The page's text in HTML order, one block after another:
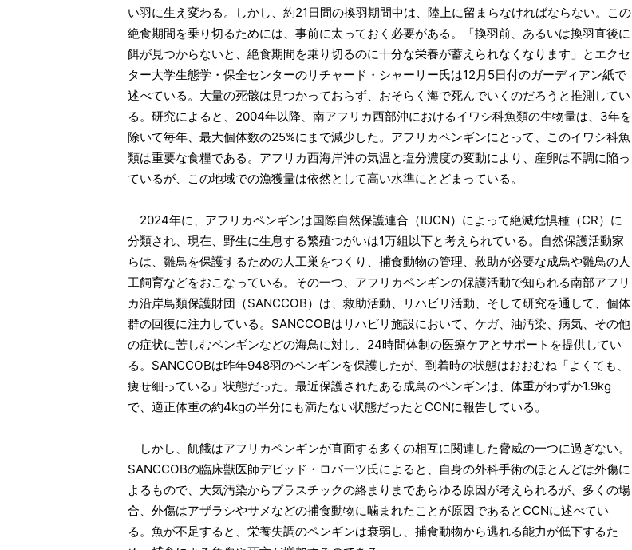
い羽に生え変わる。しかし、約21日間の換羽期間中は、陸上に留まらなければならない。この
絶食期間を乗り切るためには、事前に太っておく必要がある。「換羽前、あるいは換羽直後に
餌が見つからないと、絶食期間を乗り切るのに十分な栄養が蓄えられなくなります」とエクセ
ター大学生態学・保全センターのリチャード・シャーリー氏は12月5日付のガーディアン紙で
述べている。大量の死骸は見つかっておらず、おそらく海で死んでいくのだろうと推測してい
る。研究によると、2004年以降、南アフリカ西部沖におけるイワシ科魚類の生物量は、3年を
除いて毎年、最大個体数の25%にまで減少した。アフリカペンギンにとって、このイワシ科魚
類は重要な食糧である。アフリカ西海岸沖の気温と塩分濃度の変動により、産卵は不調に陥っ
ているが、この地域での漁獲量は依然として高い水準にとどまっている。
2024年に、アフリカペンギンは国際自然保護連合（IUCN）によって絶滅危惧種（CR）に
分類され、現在、野生に生息する繁殖つがいは1万組以下と考えられている。自然保護活動家
らは、雛鳥を保護するための人工巣をつくり、捕食動物の管理、救助が必要な成鳥や雛鳥の人
工飼育などをおこなっている。その一つ、アフリカペンギンの保護活動で知られる南部アフリ
カ沿岸鳥類保護財団（SANCCOB）は、救助活動、リハビリ活動、そして研究を通して、個体
群の回復に注力している。SANCCOBはリハビリ施設において、ケガ、油汚染、病気、その他
の症状に苦しむペンギンなどの海鳥に対し、24時間体制の医療ケアとサポートを提供してい
る。SANCCOBは昨年948羽のペンギンを保護したが、到着時の状態はおおむね「よくても、
痩せ細っている」状態だった。最近保護されたある成鳥のペンギンは、体重がわずか1.9kg
で、適正体重の約4kgの半分にも満たない状態だったとCCNに報告している。
しかし、飢餓はアフリカペンギンが直面する多くの相互に関連した脅威の一つに過ぎない。
SANCCOBの臨床獣医師デビッド・ロバーツ氏によると、自身の外科手術のほとんどは外傷に
よるもので、大気汚染からプラスチックの絡まりまであらゆる原因が考えられるが、多くの場
合、外傷はアザラシやサメなどの捕食動物に噛まれたことが原因であるとCCNに述べてい
る。魚が不足すると、栄養失調のペンギンは衰弱し、捕食動物から逃れる能力が低下するた